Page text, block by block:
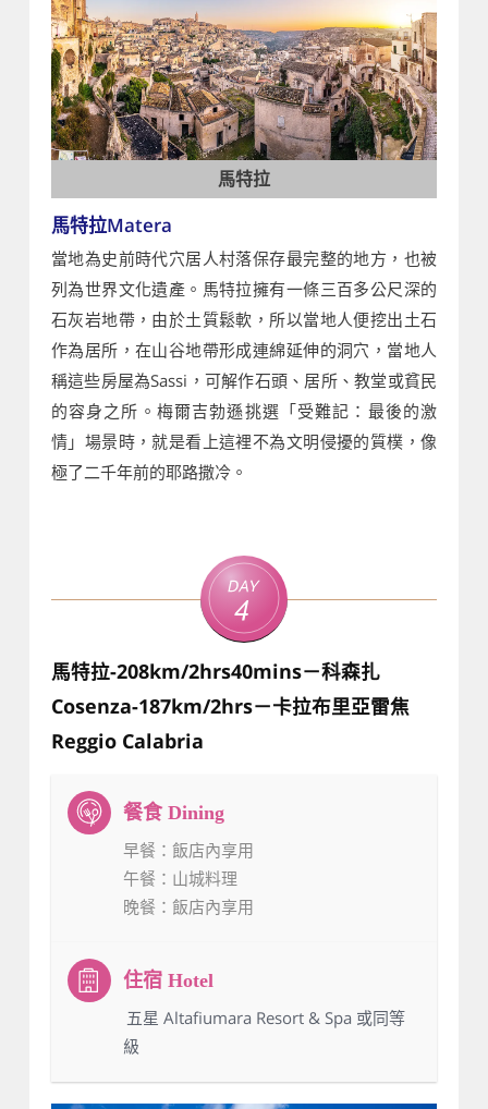
馬特拉
馬特拉Matera
當地為史前時代穴居人村落保存最完整的地方，也被
列為世界文化遺產。馬特拉擁有一條三百多公尺深的
石灰岩地帶，由於土質鬆軟，所以當地人便挖出土石
作為居所，在山谷地帶形成連綿延伸的洞穴，當地人
稱這些房屋為Sassi，可解作石頭、居所、教堂或貧民
的容身之所。梅爾吉勃遜挑選「受難記：最後的激
情」場景時，就是看上這裡不為文明侵擾的質樸，像
極了二千年前的耶路撒冷。
Day
4
馬特拉-208km/2hrs40mins－科森扎
Cosenza-187km/2hrs－卡拉布里亞雷焦
Reggio Calabria
早餐 ：飯店內享用
午餐 ：山城料理
晚餐 ：飯店內享用
：五星 Altafiumara Resort & Spa 或同等
級